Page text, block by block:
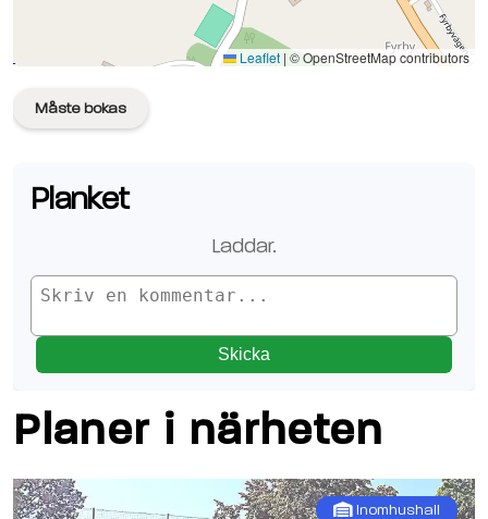
Leaflet | © OpenStreetMap contributors
Se planen på Google Maps
Måste bokas
Planket
Laddar..
Skicka
Planer i närheten
Inomhushall